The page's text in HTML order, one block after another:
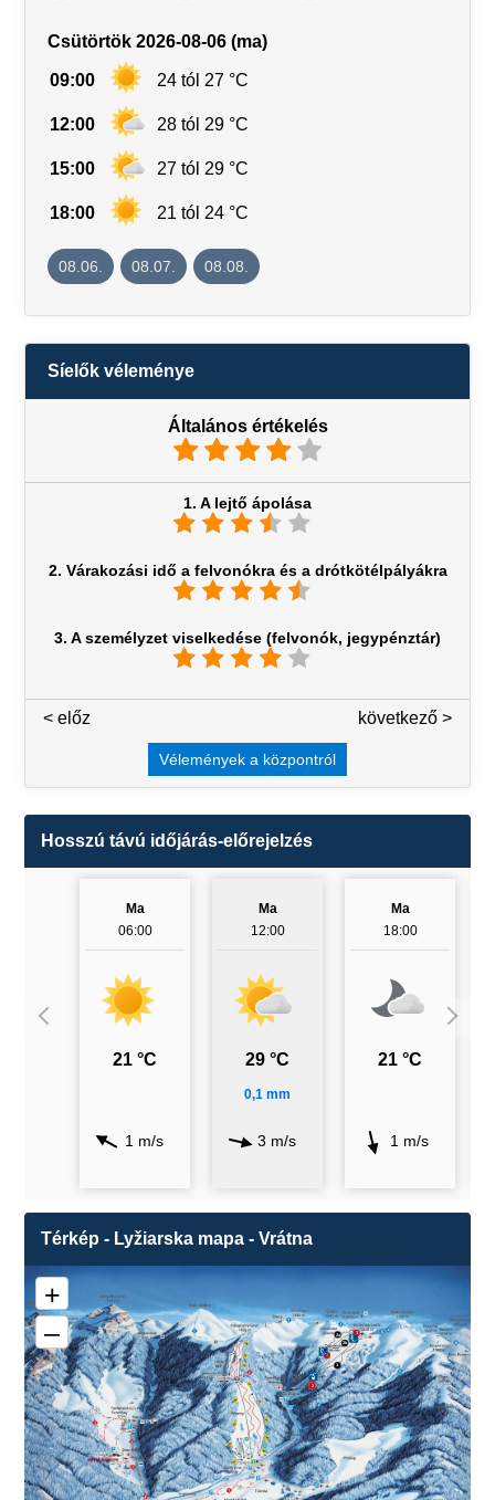
Csütörtök 2026-08-06 (ma)
09:00 24 tól 27 °C
12:00 28 tól 29 °C
15:00 27 tól 29 °C
18:00 21 tól 24 °C
08.06. 08.07. 08.08.
Síelők véleménye
Általános értékelés
1. A lejtő ápolása
2. Várakozási idő a felvonókra és a drótkötélpályákra
3. A személyzet viselkedése (felvonók, jegypénztár)
következő >
< előz
Vélemények a központról
Hosszú távú időjárás-előrejelzés
Ma
06:00
21 °C
1 m/s
Ma
12:00
29 °C
0,1 mm
3 m/s
Ma
18:00
21 °C
1 m/s
Térkép - Lyžiarska mapa - Vrátna
1
2
2
2a
2b
3
❌
❌
+
–